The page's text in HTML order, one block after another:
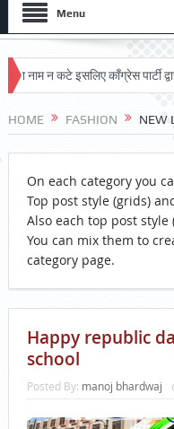
Menu
नाम न कटे इसलिए काँग्रेस पार्टी
HOME FASHION NEW
On each category you
Top post style (grids)
Also each top post
You can mix them to
category page.
Happy republic
school
Posted By: manoj bhardwaj